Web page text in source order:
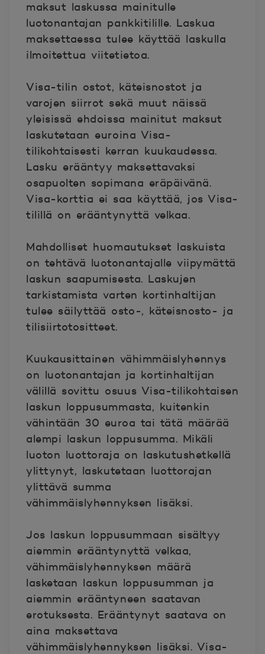
maksut laskussa mainitulle
luotonantajan pankkitilille. Laskua
maksettaessa tulee käyttää laskulla
ilmoitettua viitetietoa.
Visa-tilin ostot, käteisnostot ja
varojen siirrot sekä muut näissä
yleisissä ehdoissa mainitut maksut
laskutetaan euroina Visa-
tilikohtaisesti kerran kuukaudessa.
Lasku erääntyy maksettavaksi
osapuolten sopimana eräpäivänä.
Visa-korttia ei saa käyttää, jos Visa-
tilillä on erääntynyttä velkaa.
Mahdolliset huomautukset laskuista
on tehtävä luotonantajalle viipymättä
laskun saapumisesta. Laskujen
tarkistamista varten kortinhaltijan
tulee säilyttää osto-, käteisnosto- ja
tilisiirtotositteet.
Kuukausittainen vähimmäislyhennys
on luotonantajan ja kortinhaltijan
välillä sovittu osuus Visa-tilikohtaisen
laskun loppusummasta, kuitenkin
vähintään 30 euroa tai tätä määrää
alempi laskun loppusumma. Mikäli
luoton luottoraja on laskutushetkellä
ylittynyt, laskutetaan luottorajan
ylittävä summa
vähimmäislyhennyksen lisäksi.
Jos laskun loppusummaan sisältyy
aiemmin erääntynyttä velkaa,
vähimmäislyhennyksen määrä
lasketaan laskun loppusumman ja
aiemmin erääntyneen saatavan
erotuksesta. Erääntynyt saatava on
aina maksettava
vähimmäislyhennyksen lisäksi. Visa-